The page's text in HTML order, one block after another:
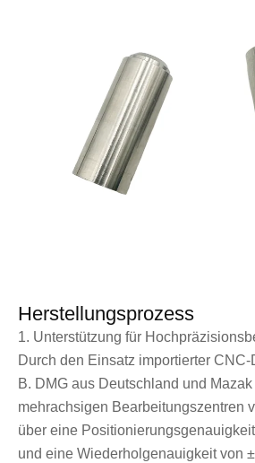
Herstellungsprozess
1. Unterstützung für
Durch den Einsatz importierter
B. DMG aus Deutschland und
mehrachsigen Bearbeitungszentren
über eine
und eine Wiederholgenauigkeit von